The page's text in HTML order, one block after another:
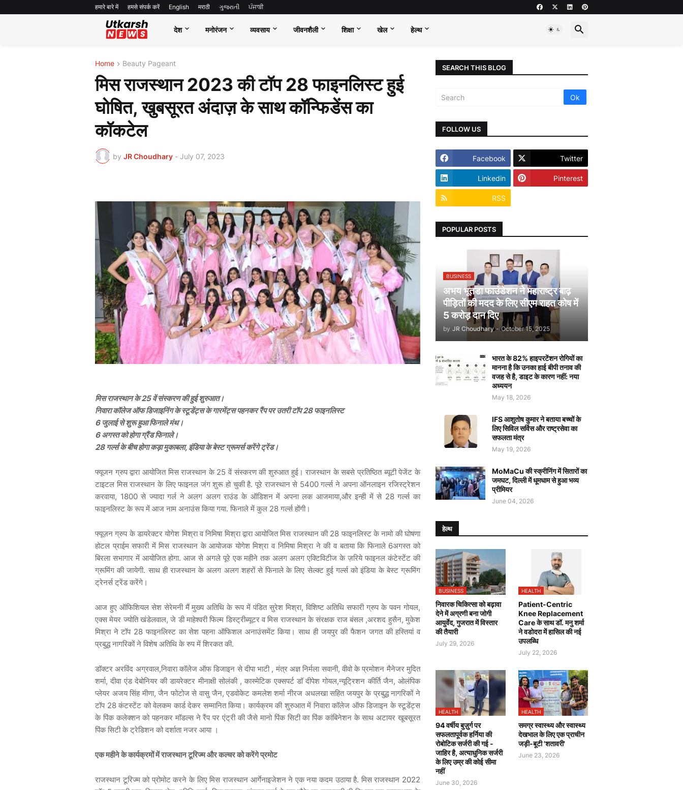
हमारे बारे में हमसे संपर्क करें English मराठी ગુજરાતી ਪੰਜਾਬੀ
देश मनोरंजन व्यवसाय जीवनशैली शिक्षा खेल हेल्थ
Home Beauty Pageant
मिस राजस्थान 2023 की टॉप 28 फाइनलिस्ट हुई
घोषित, खुबसूरत अंदाज़ के साथ कॉन्फिडेंस का
कॉकटेल
by JR Choudhary - July 07, 2023
मिस राजस्थान के 25 वें संस्करण की हुई शुरुआत।
निवारा कॉलेज ऑफ डिजाइनिंग के स्टूडेंट्स के गारमेंट्स पहनकर रैंप पर उतरी टॉप 28 फाइनलिस्ट
6 जुलाई से शुरू हुआ फिनाले मंथ।
6 अगस्त को होगा ग्रैंड फिनाले।
28 गर्ल्स के बीच होगा कड़ा मुकाबला, इंडिया के बेस्ट ग्रूमर्स करेंगे ट्रेंड।
फ्यूजन ग्रुप द्वारा आयोजित मिस राजस्थान के 25 वें संस्करण की शुरुआत हुई। राजस्थान के सबसे प्रतिष्ठित ब्यूटी पेजेंट के
टाइटल मिस राजस्थान के लिए फाइनल जंग शुरू हो चुकी है. पूरे राजस्थान से 5400 गर्ल्स ने अपना ऑनलाइन रजिस्ट्रेशन
करवाया, 1800 से ज्यादा गर्ल ने अलग अलग राउंड के ऑडिशन में अपना लक आजमाया,और इन्ही में से 28 गर्ल्स का
फाइनलिस्ट के रूप में आज नाम अनाउंस किया गया. फिनाले में कुल 28 गर्ल्स होंगी।
फ्यूज़न ग्रुप के डायरेक्टर योगेश मिश्रा व निमिषा मिश्रा द्वारा आयोजित मिस राजस्थान की 28 फाइनलिस्ट के नामो की घोषणा
होटल प्राईम सफारी में मिस राजस्थान के आयोजक योगेश मिश्रा व निमिषा मिश्रा ने की व बताया कि फिनाले 6अगस्त को
बिरला सभागार में आयोजित होगा. आज से अगले पूरे एक महीने तक अलग अलग एक्टिविटीज के ज़रिये फाइनल कंटेस्टेंट की
ग्रूमिंग की जायेगी. साथ ही राजस्थान के अलग अलग शहरों से फिनाले के लिए सेल्क्ट हुई गर्ल्स को इंडिया के बेस्ट ग्रूमिंग
ट्रेनर्स ट्रेंड करेंगे।
आज हुए ऑफिशियल सेश सेरेमनी मैं मुख्य अतिथि के रूप में पंडित सुरेश मिश्रा, विशिष्ट अतिथि सफारी ग्रुप के पवन गोयल,
एक्स मेयर ज्योति खंडेलवाल, जे डी माहेश्वरी फिल्म डिस्ट्रीब्यूटर व मिस राजस्थान के संरक्षक राज बंसल ,अरशद हुसैन, मुकेश
मिश्रा ने टॉप 28 फाइनलिस्ट का सेश पहना ऑफिशल अनाउंसमेंट किया। साथ ही जयपुर की फैशन जगत की हस्तियां व
प्रबुद्ध नागरिकों ने विशेष अतिथि के रुप में शिरकत की.
डॉक्टर अरविंद अग्रवाल,निवारा कॉलेज ऑफ डिजाइन से दीपा भाटी , मंत्र अज्ञ निर्मला सवानी, वीवो के प्रमोशन मैनेजर मुदित
शर्मा, दीवा एंड देबोनियर की डायरेक्टर मीनाक्षी सोलंकी , कास्मेटिक एक्सपर्ट डॉ दीपेश गोयल,न्यूट्रिशन कीर्ति जैन, ओलंपिक
प्लेयर अजय सिंह मीणा, जैन फोटोज से वासु जैन, एडवोकेट कमलेश शर्मा नीरज अधलखा सहित जयपुर के प्रबुद्ध नागरिकों ने
टॉप 28 कंटस्टेंट को वेलकम कार्ड देकर सम्मानित किया। कार्यक्रम की शुरुआत में निवारा कॉलेज ऑफ डिजाइन के स्टूडेंट्स
के पिंक कलेक्शन को पहनकर मॉडल्स ने रैंप पर एंट्री की जैसे मानो पिंक सिटी का पिंक कांबिनेशन के साथ अटायर खूबसूरत
पिंक सिटी के ट्रेडिशन को दर्शाता नजर आया ।
एक महीने के कार्यक्रमों में राजस्थान टूरिज्म और कल्चर को करेंगे प्रमोट
राजस्थान टूरिज्म को प्रोमोट करने के लिए मिस राजस्थान आर्गेनाइजेशन ने एक नया कदम उठाया है. मिस राजस्थान 2022
SEARCH THIS BLOG
FOLLOW US
Facebook Twitter
Linkedin Pinterest
RSS
POPULAR POSTS
BUSINESS
अभय भूतडा फाउंडेशन ने महाराष्ट्र बाढ़
पीड़ितों की मदद के लिए सीएम राहत कोष में
5 करोड़ दान दिए
by JR Choudhary - October 15, 2025
भारत के 82% हाइपरटेंशन रोगियों का
मानना है कि उनका हाई बीपी तनाव की
वजह से है, डाइट के कारण नहीं: नया
अध्ययन
May 18, 2026
IFS आशुतोष कुमार ने बताया बच्चों के
लिए सिविल सर्विस और राष्ट्रसेवा का
सफलता मंत्र
May 19, 2026
MoMaCu की स्क्रीनिंग में सितारों का
जमघट, दिल्ली में धूमधाम से हुआ भव्य
प्रीमियर
June 04, 2026
हेल्थ
BUSINESS
निवारक चिकित्सा को बढ़ावा
देने में अग्रणी बना जोगी
आयुर्वेद, गुजरात में विस्तार
की तैयारी
July 29, 2026
HEALTH
Patient-Centric
Knee Replacement
Care के साथ डॉ. मनु शर्मा
ने वडोदरा में हासिल की नई
उपलब्धि
July 22, 2026
HEALTH
94 वर्षीय बुज़ुर्ग पर
सफलतापूर्वक हर्निया की
रोबोटिक सर्जरी की गई -
जाहिर है, अत्याधुनिक सर्जरी
के लिए उम्र की कोई सीमा
नहीं
June 30, 2026
HEALTH
समग्र स्वास्थ्य और स्वास्थ्य
देखभाल के लिए एक प्राचीन
जड़ी-बूटी 'शतावरी'
June 23, 2026